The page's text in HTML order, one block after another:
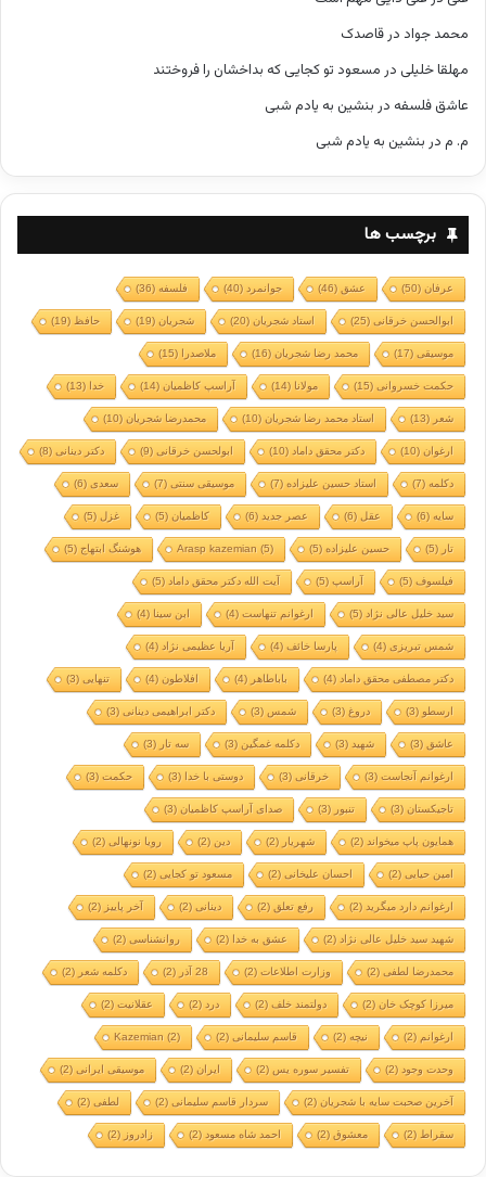
محمد جواد درقاصدک
مهلقا خلیلی در مسعود تو کجایی که بداخشان را فروختند
عاشق فلسفه در بنشین به یادم شبی
م. م در بنشین به یادم شبی
برچسب ها
عرفان(50) عشق(46) جوانمرد(40) فلسفه(36)
ابوالحسن خرقانی(25) استاد شجریان(20) شجریان(19) حافظ(19)
موسیقی(17) محمد رضا شجریان(16) ملاصدرا (15)
حکمت خسروانی(15) مولانا (14) آراسپ کاظمیان(14) خدا (13)
شعر (13) استاد محمد رضا شجریان(10) محمدرضا شجریان(10)
ارغوان(10) دکتر محقق داماد(10) ابولحسن خرقانی(9) دکتر دینانی(8)
دکلمه(7) استاد حسین علیزاده(7) موسیقی سنتی(7) سعدی(6)
سایه(6) عقل(6) عصر جدید(6) کاظمیان(5) غزل(5)
تار (5) حسین علیزاده(5)
Arasp kazemian (5) هوشنگ ابتهاج(5)
فیلسوف(5) آراسپ(5) آیت الله دکتر محقق داماد(5)
سید خلیل عالی نژاد(5) ارغوانم تنهاست(4) ابن سینا (4)
شمس تبریزی(4) پارسا خائف(4) آریا عظیمی نژاد(4)
دکتر مصطفی محقق داماد(4) باباطاهر (4) افلاطون(4) تنهایی(3)
ارسطو (3) دروغ(3) شمس(3) دکتر ابراهیمی دینانی(3)
عاشق(3) شهید(3) دکلمه غمگین(3) سه تار (3)
ارغوانم آنجاست(3) خرقانی(3) دوستی با خدا (3) حکمت(3)
تاجیکستان(3) تنبور (3) صدای آراسپ کاظمیان(3)
همایون پاپ میخواند(2) شهریار (2) دین(2) رویا نونهالی(2)
امین حیایی(2) احسان علیخانی(2) مسعود تو کجایی(2)
ارغوانم دارد میگرید(2) رفع تعلق(2) دینانی(2) آخر پاییز (2)
شهید سید خلیل عالی نژاد(2) عشق به خدا (2) روانشناسی(2)
محمدرضا لطفی(2) وزارت اطلاعات(2) 28 آذر (2) دکلمه شعر (2)
میرزا کوچک خان(2) دولتمند خلف(2) درد(2) عقلانیت(2)
ارغوانم (2) نیچه(2) قاسم سلیمانی(2)
Kazemian (2)
وحدت وجود(2) تفسیر سوره یس(2) ایران(2) موسیقی ایرانی(2)
آخرین صحبت سایه با شجریان(2) سردار قاسم سلیمانی(2) لطفی(2)
سقراط(2) معشوق(2) احمد شاه مسعود(2) زادروز (2)